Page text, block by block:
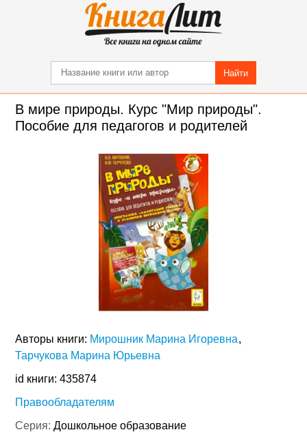
Найти
В мире природы. Курс "Мир природы".
Пособие для педагогов и родителей
Авторы книги: Мирошник Марина Игоревна
Тарчукова Марина Юрьевна
id книги: 435874
Правообладателям
Серия:Дошкольное образование